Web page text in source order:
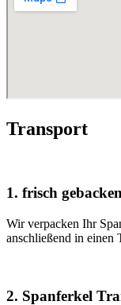
Transport
1. frisch gebacken
Wir verpacken Ihr
anschließend in einen
2. Spanferkel